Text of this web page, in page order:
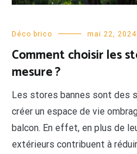
Déco brico mai 22, 2024
Comment choisir les
mesure ?
Les stores bannes sont des
créer un espace de vie
balcon. En effet, en plus de
extérieurs contribuent à